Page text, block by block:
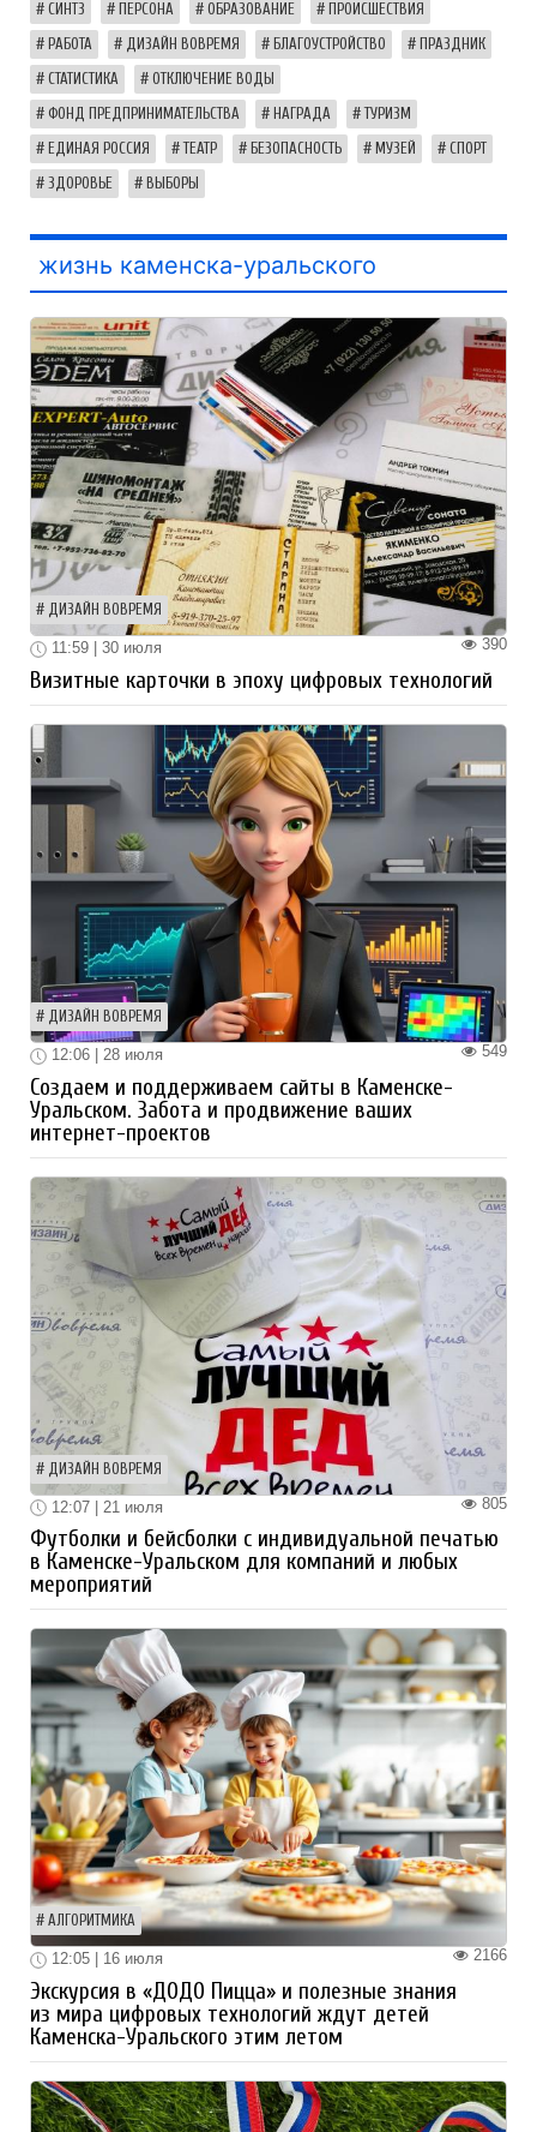
СИНТЗ ПЕРСОНА ОБРАЗОВАНИЕ ПРОИСШЕСТВИЯ
РАБОТА ДИЗАЙН ВОВРЕМЯ БЛАГОУСТРОЙСТВО ПРАЗДНИК
СТАТИСТИКА ОТКЛЮЧЕНИЕ ВОДЫ
ФОНД ПРЕДПРИНИМАТЕЛЬСТВА НАГРАДА ТУРИЗМ
ЕДИНАЯ РОССИЯ ТЕАТР БЕЗОПАСНОСТЬ МУЗЕЙ СПОРТ
ЗДОРОВЬЕ ВЫБОРЫ
жизнь каменска-уральского
ДИЗАЙН ВОВРЕМЯ
390
11:59 | 30 июля
Визитные карточки в эпоху цифровых технологий
ДИЗАЙН ВОВРЕМЯ
549
12:06 | 28 июля
Создаем и поддерживаем сайты в Каменске-
Уральском. Забота и продвижение ваших
интернет-проектов
ДИЗАЙН ВОВРЕМЯ
805
12:07 | 21 июля
Футболки и бейсболки с индивидуальной печатью
в Каменске-Уральском для компаний и любых
мероприятий
АЛГОРИТМИКА
2166
12:05 | 16 июля
Экскурсия в «ДОДО Пицца» и полезные знания
из мира цифровых технологий ждут детей
Каменска-Уральского этим летом